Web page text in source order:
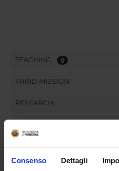
Consenso Dettagli
TEACHING 0
THIRD MISSION
RESEARCH
ASSIGNMENTS